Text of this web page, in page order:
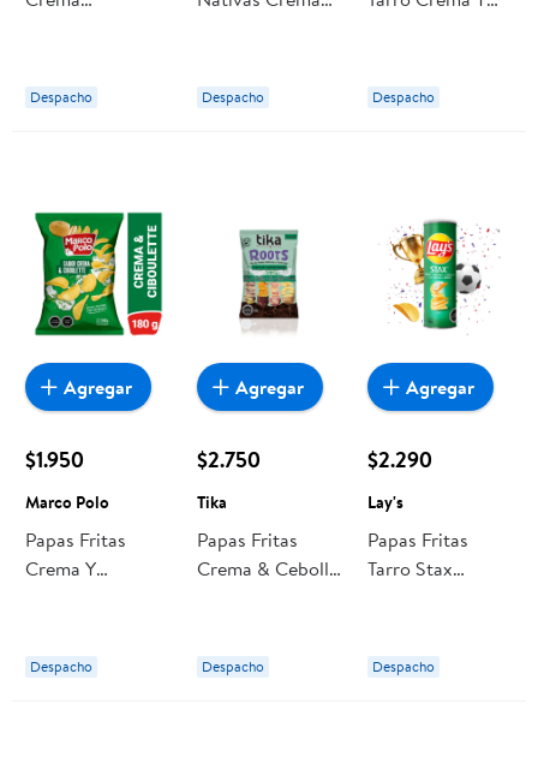
Despacho Despacho Despacho
$1.950
Marco Polo
Papas Fritas
Crema Y
Despacho
Agregar
$2.750
Tika
Papas Fritas
Crema & Cebolla
Despacho
Agregar
$2.290
Lay's
Papas Fritas
Tarro Stax
Despacho
Agregar